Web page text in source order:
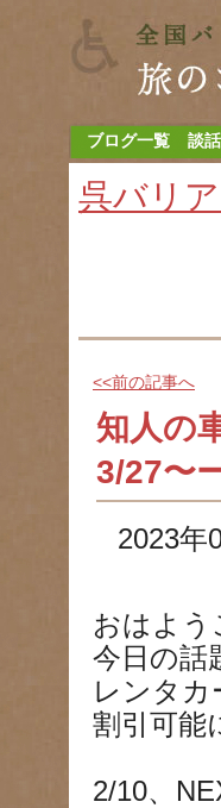
ブログ一覧 談
呉バリ
<<前の記事へ
知人の
3/27〜
2023
おはよう
今日の話
レンタカ
割引可能
2/10、